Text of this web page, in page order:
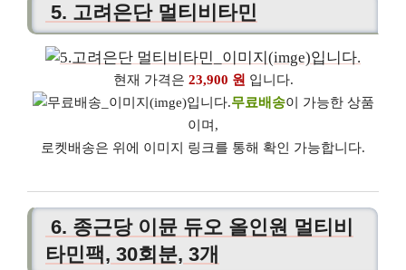
5. 고려은단 멀티비타민
현재 가격은 23,900 원 입니다.
무료배송이 가능한 상품
이며,
로켓배송은 위에 이미지 링크를 통해 확인 가능합니다.
6. 종근당 이뮨 듀오 올인원 멀티비
타민팩, 30회분, 3개